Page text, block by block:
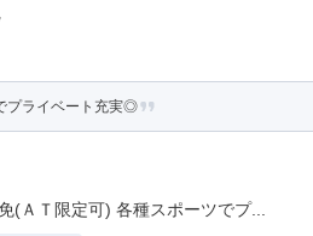
プライベート充実◎
(ＡＴ限定可) 各種スポーツでプ...